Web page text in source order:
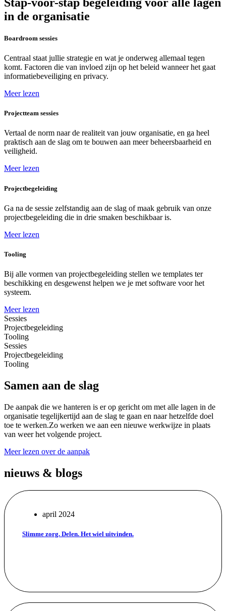
in de organisatie
Boardroom sessies
Centraal staat jullie strategie en wat je onderweg allemaal tegen
komt. Factoren die van invloed zijn op het beleid wanneer het gaat
informatiebeveiliging en privacy.
Meer lezen
Projectteam sessies
Vertaal de norm naar de realiteit van jouw organisatie, en ga heel
praktisch aan de slag om te bouwen aan meer beheersbaarheid en
veiligheid.
Meer lezen
Projectbegeleiding
Ga na de sessie zelfstandig aan de slag of maak gebruik van onze
projectbegeleiding die in drie smaken beschikbaar is.
Meer lezen
Tooling
Bij alle vormen van projectbegeleiding stellen we templates ter
beschikking en desgewenst helpen we je met software voor het
systeem.
Meer lezen
Sessies
Projectbegeleiding
Tooling
Sessies
Projectbegeleiding
Tooling
Samen aan de slag
De aanpak die we hanteren is er op gericht om met alle lagen in de
organisatie tegelijkertijd aan de slag te gaan en naar hetzelfde doel
toe te werken.Zo werken we aan een nieuwe werkwijze in plaats
van weer het volgende project.
Meer lezen over de aanpak
nieuws & blogs
april 2024
Slimme zorg. Delen. Het wiel uitvinden.